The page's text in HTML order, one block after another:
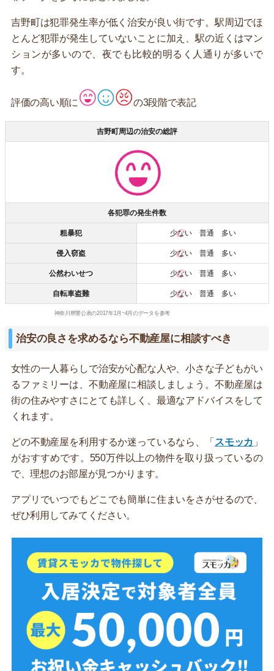
吉野町は犯罪発生率が低く治安が良い街です。駅周辺でほ
とんど犯罪が発生していないことに加え、駅の近くはマン
ションが多いので、夜でも比較的明るく人通りが多いで
す。
評価の高い順に の3段階で表記
吉野町周辺の治安の総評
各犯罪の発生件数
粗暴犯 少ない普通 多い
侵入窃盗 少ない普通 多い
公然わいせつ 少ない普通 多い
自転車盗難 少ない普通 多い
神奈川県警公表の2017年1月~4月のデータを参考
治安の良さを求めるなら不動産屋に相談すべき
女性の一人暮らしで治安が心配な人や、小さな子どもがい
るファミリーは、不動産屋に相談しましょう。不動産屋は
街の住みやすさにとても詳しく、最適なアドバイスをして
くれます。
どの不動産屋を利用するか迷っているなら、「 スモッカ 」
がおすすめです。550万件以上の物件を取り扱っているの
で、理想のお部屋が見つかります。
アプリでいつでもどこでも簡単に住まいをさがせるので、
ぜひ利用してみてください。